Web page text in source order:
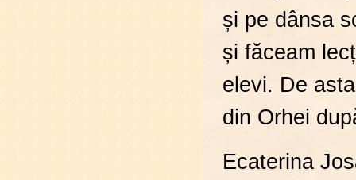
și pe dânsa
și făceam
elevi. De
din Orhei
Ecaterina